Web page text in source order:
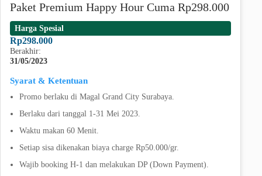
Paket Premium Happy Hour Cuma Rp298.000
Harga Spesial
Rp298.000
Berakhir:
31/05/2023
Syarat & Ketentuan
Promo berlaku di Magal Grand City Surabaya.
Berlaku dari tanggal 1-31 Mei 2023.
Waktu makan 60 Menit.
Setiap sisa dikenakan biaya charge Rp50.000/gr.
Wajib booking H-1 dan melakukan DP (Down Payment).